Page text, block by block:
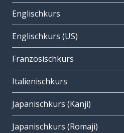
Englischkurs
Englischkurs (US)
Französischkurs
Italienischkurs
Japanischkurs (Kanji)
Japanischkurs (Romaji)